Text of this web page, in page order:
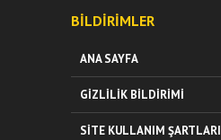
BILDIRIMLER
ANA SAYFA
GIZLILIK BILDIRIMI
SITE KULLANIM ŞARTLARI